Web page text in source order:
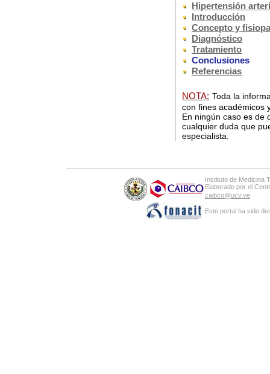
Hipertensión
Introducción
Concepto y
Diagnóstico
Tratamiento
Conclusiones
Referencias
NOTA: Toda la
con fines académicos
En ningún caso es de
cualquier duda que
especialista.
Instituto de Medicina
Elaborado por el
caibco@ucv.ve
Este portal ha sido